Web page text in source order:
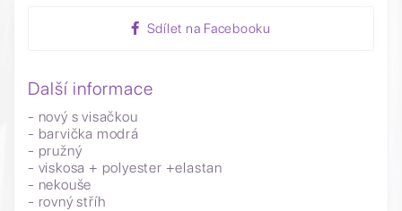
Sdílet na Facebooku
Další informace
- nový s visačkou
- barvička modrá
- pružný
- viskosa + polyester +elastan
- nekouše
- rovný stříh